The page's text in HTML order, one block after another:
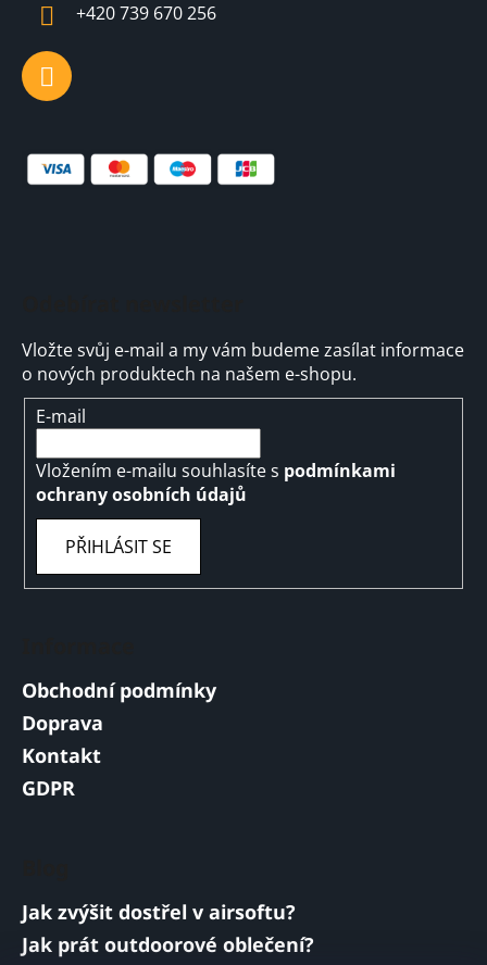
+420 739 670 256
Vložte svůj e-mail a my vám budeme zasílat informace
o nových produktech na našem e-shopu.
E-mail
Vložením e-mailu souhlasíte s podmínkami
ochrany osobních údajů
PŘIHLÁSIT SE
Obchodní podmínky
Doprava
Kontakt
GDPR
Jak zvýšit dostřel v airsoftu?
Jak prát outdoorové oblečení?